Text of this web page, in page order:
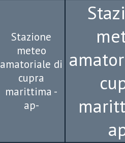
Stazione
meteo
amatoriale di
cupra
marittima -
ap-